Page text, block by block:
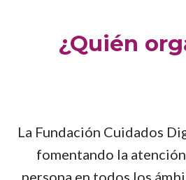
¿Quién
La Fundación Cuidados
fomentando la
persona en todos los